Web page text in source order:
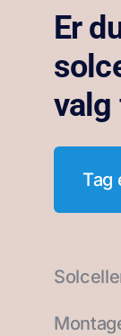
Er
valg
Tag